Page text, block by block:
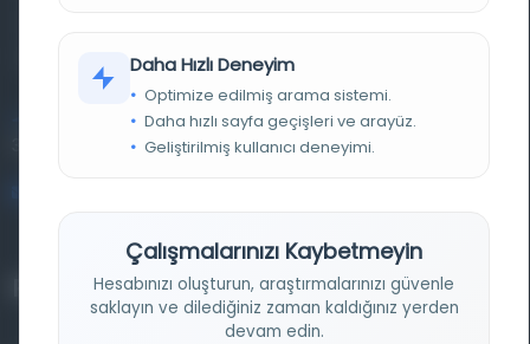
kütüphane ve meta katalog.
Entertech Ofis: 322 İstanbul Ün. Avcılar Kampüsü Avcılar,
34320 İstanbul
Projelerimiz
Daha Hızlı Deneyim
Optimize edilmiş arama sistemi.
Daha hızlı sayfa geçişleri ve arayüz.
Geliştirilmiş kullanıcı deneyimi.
Çalışmalarınızı Kaybetmeyin
Hesabınızı oluşturun, araştırmalarınızı güvenle
saklayın ve dilediğiniz zaman kaldığınız yerden
devam edin.